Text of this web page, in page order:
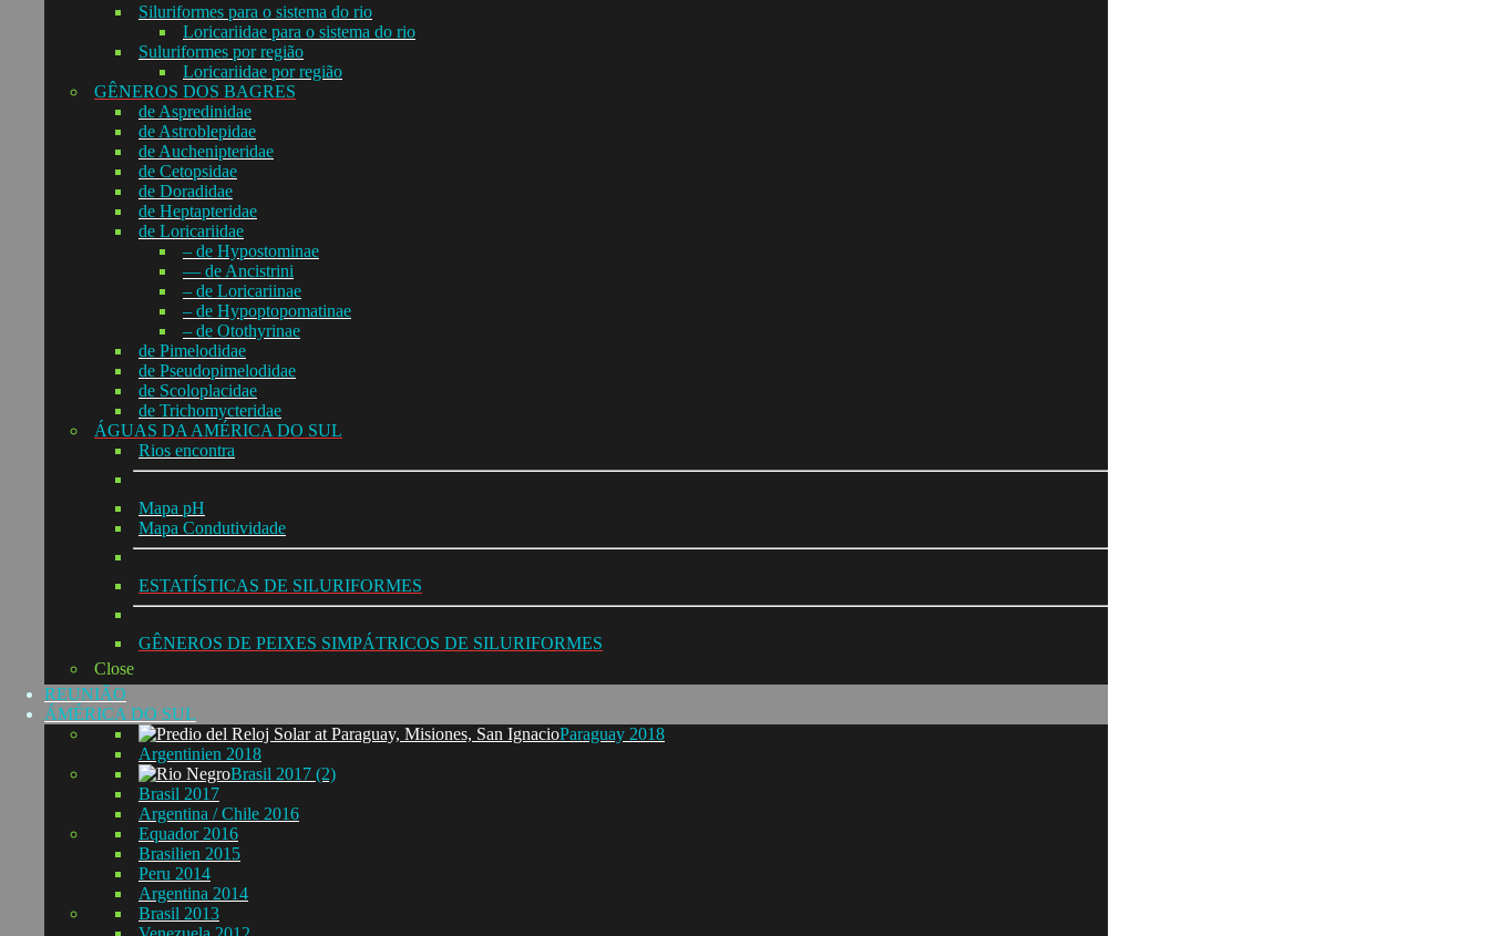
Siluriformes para o sistema do rio
Loricariidae para o sistema do rio
Suluriformes por região
Loricariidae por região
GÊNEROS DOS BAGRES
de Aspredinidae
de Astroblepidae
de Auchenipteridae
de Cetopsidae
de Doradidae
de Heptapteridae
de Loricariidae
– de Hypostominae
— de Ancistrini
– de Loricariinae
– de Hypoptopomatinae
– de Otothyrinae
de Pimelodidae
de Pseudopimelodidae
de Scoloplacidae
de Trichomycteridae
ÁGUAS DA AMÉRICA DO SUL
Rios encontra
Mapa pH
Mapa Condutividade
ESTATÍSTICAS DE SILURIFORMES
GÊNEROS DE PEIXES SIMPÁTRICOS DE SILURIFORMES
Close
REUNIÃO
ÁMÉRICA DO SUL
Paraguay 2018
Argentinien 2018
Brasil 2017 (2)
Brasil 2017
Argentina / Chile 2016
Equador 2016
Brasilien 2015
Peru 2014
Argentina 2014
Brasil 2013